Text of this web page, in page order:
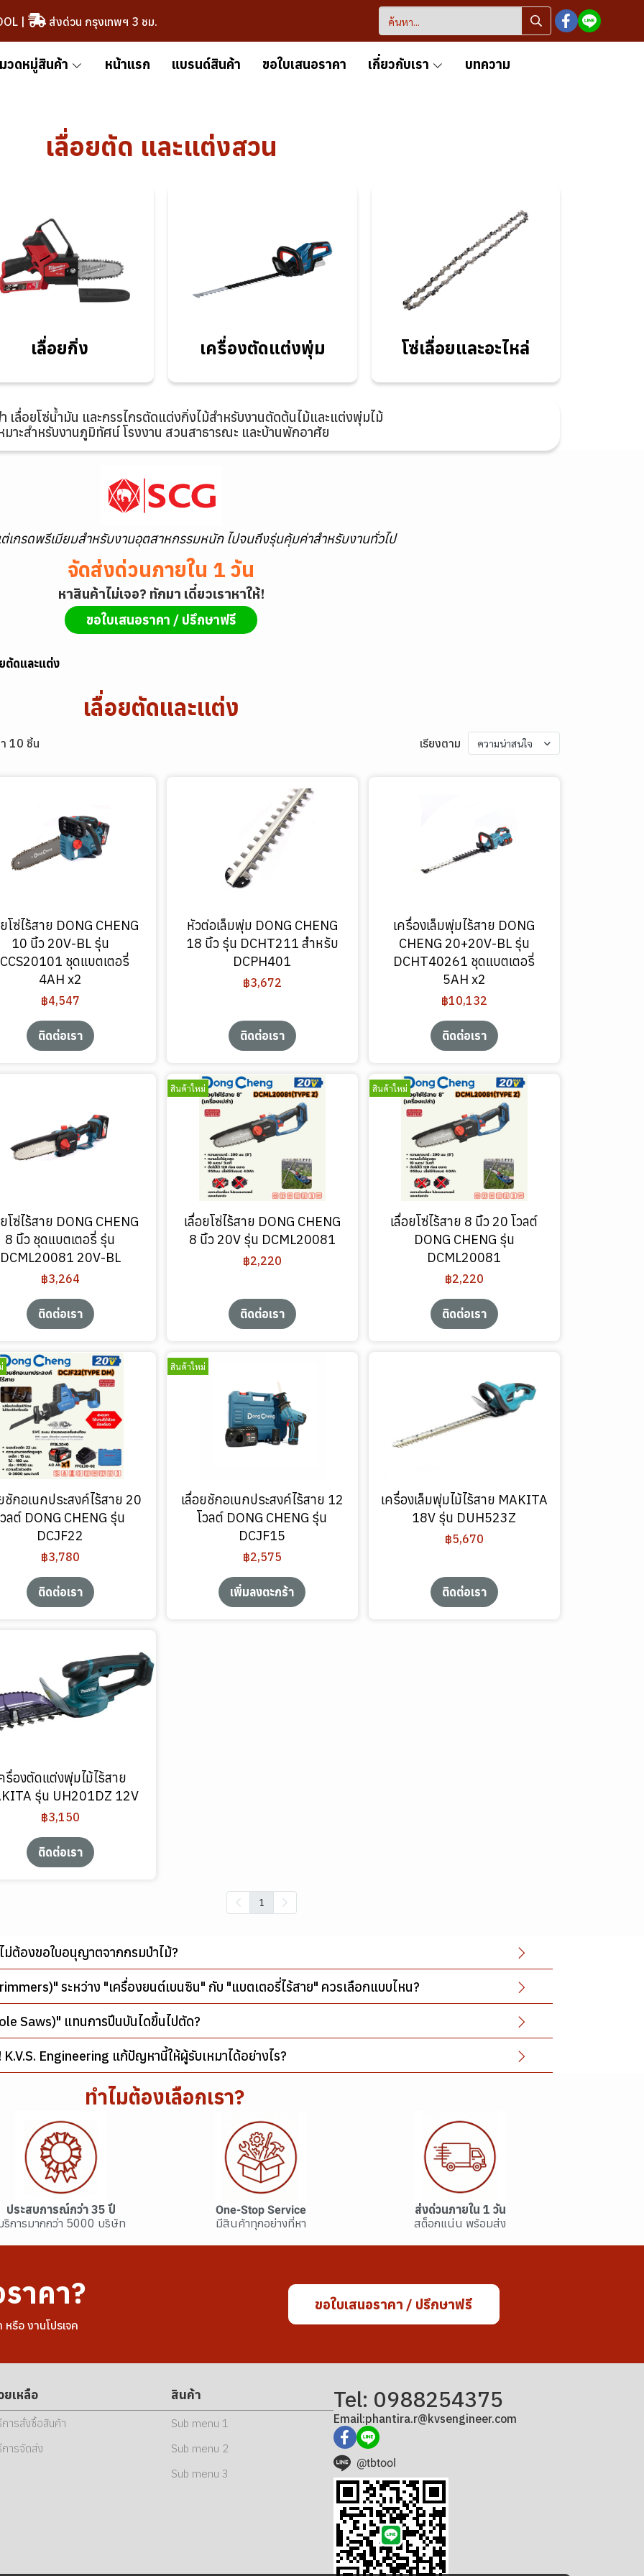
| ส่งด่วน กรุงเทพฯ 3 ชม.
วดหมู่สินค้า หน้าแรก แบรนด์สินค้า ขอใบเสนอราคา เกี่ยวกับเรา บทความ
เลื่อยตัด และแต่งสวน
เลื่อยกิ่ง
เลื่อยกิ่ง เครื่องตัดแต่งพุ่ม
แต่งพุ่ม
โซ่เลื่อยและอะไหล่
โซ่เลื่อยและ
อะไหล่
เลื่อยโซ่น้ำมัน และกรรไกรตัดแต่งกิ่งไม้สำหรับงานตัดต้นไม้และแต่งพุ่มไม้
มาะสำหรับงานภูมิทัศน์ โรงงาน สวนสาธารณะ และบ้านพักอาศัย
เกรดพรีเมียมสำหรับงานอุตสาหกรรมหนัก ไปจนถึงรุ่นคุ้มค่าสำหรับงานทั่วไป
จัดส่งด่วนภายใน 1 วัน
หาสินค้าไม่เจอ? ทักมา เดี๋ยวเราหาให้!
ขอใบเสนอราคา / ปรึกษาฟรี
ตัดและแต่ง
เลื่อยตัดและแต่ง
10 ชิ้น เรียงตาม ความน่าสนใจ
โซ่ไร้สาย DONG CHENG
10 นิ้ว 20V-BL รุ่น
ชุดแบตเตอรี่
4AH x2
฿4,547
ติดต่อเรา
หัวต่อเล็มพุ่ม DONG CHENG
18 นิ้ว รุ่น DCHT211 สำหรับ
DCPH401
฿3,672
ติดต่อเรา
เครื่องเล็มพุ่มไร้สาย DONG
CHENG 20+20V-BL รุ่น
DCHT40261 ชุดแบตเตอรี่
5AH x2
฿10,132
ติดต่อเรา
โซ่ไร้สาย DONG CHENG
8 นิ้ว ชุดแบตเตอรี่ รุ่น
DCML20081 20V-BL
฿3,264
ติดต่อเรา
สินค้าใหม่
เลื่อยโซ่ไร้สาย DONG CHENG
8 นิ้ว 20V รุ่น DCML20081
฿2,220
ติดต่อเรา
สินค้าใหม่
เลื่อยโซ่ไร้สาย 8 นิ้ว 20 โวลต์
DONG CHENG รุ่น
DCML20081
฿2,220
ติดต่อเรา
ชักอเนกประสงค์ไร้สาย 20
ลต์ DONG CHENG รุ่น
DCJF22
฿3,780
ติดต่อเรา
สินค้าใหม่
เลื่อยชักอเนกประสงค์ไร้สาย 12
โวลต์ DONG CHENG รุ่น
DCJF15
฿2,575
เพิ่มลงตะกร้า
เครื่องเล็มพุ่มไม้ไร้สาย MAKITA
18V รุ่น DUH523Z
฿5,670
ติดต่อเรา
รื่องตัดแต่งพุ่มไม้ไร้สาย
รุ่น UH201DZ 12V
฿3,150
ติดต่อเรา
1
ม่ต้องขอใบอนุญาตจากกรมป่าไม้?
ระหว่าง "เครื่องยนต์เบนซิน" กับ "แบตเตอรี่ไร้สาย" ควรเลือกแบบไหน?
Saws)" แทนการปีนบันไดขึ้นไปตัด?
Engineering แก้ปัญหานี้ให้ผู้รับเหมาได้อย่างไร?
ทำไมต้องเลือกเรา?
ประสบการณ์กว่า 35 ปี
ริการมากกว่า 5000 บริษัท
One-Stop Service
มีสินค้าทุกอย่างที่หา
ส่งด่วนภายใน 1 วัน
สต็อกแน่น พร้อมส่ง
าคา?
รือ งานโปรเจค
ขอใบเสนอราคา / ปรึกษาฟรี
ยเหลือ
การสั่งซื้อสินค้า
การจัดส่ง
สินค้า
Sub menu 1
Sub menu 2
Sub menu 3
Tel: 0988254375
Email:phantira.r@kvsengineer.com
@tbtool